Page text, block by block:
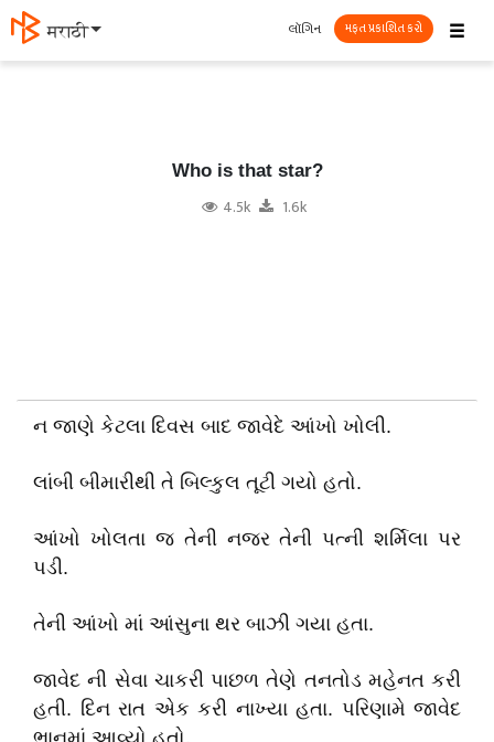
தமிழ் ☰
લૉગિન મફત પ્રકાશિત કરો
Who is that star?
4.5k 1.6k
ન જાણે કેટલા દિવસ બાદ જાવેદે આંખો ખોલી.
લાંબી બીમારીથી તે બિલ્કુલ તૂટી ગયો હતો.
આંખો ખોલતા જ તેની નજર તેની પત્ની શર્મિલા પર
પડી.
તેની આંખો માં આંસુના થર બાઝી ગયા હતા.
જાવેદ ની સેવા ચાકરી પાછળ તેણે તનતોડ મહેનત કરી
હતી. દિન રાત એક કરી નાખ્યા હતા. પરિણામે જાવેદ
ભાનમાં આવ્યો હતો.